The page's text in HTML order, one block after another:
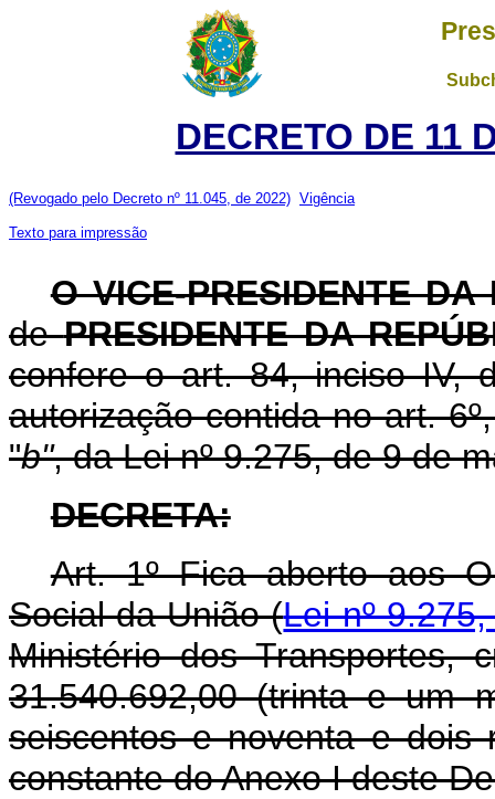
DECRETO DE 11
(Revogado pelo Decreto nº 11.045, de 2022) Vigência
Texto para impressão
O VICE-PRESIDENTE DA
dePRESIDENTE DA
confere o art. 84, inciso IV,
autorização contida no art.
"b", da Lei nº 9.275, de 9 de
DECRETA:
Art. 1º Fica aberto aos
Social da União (Lei nº
Ministério dos Transportes,
31.540.692,00 (trinta e um
seiscentos e noventa e dois
constante do Anexo I deste